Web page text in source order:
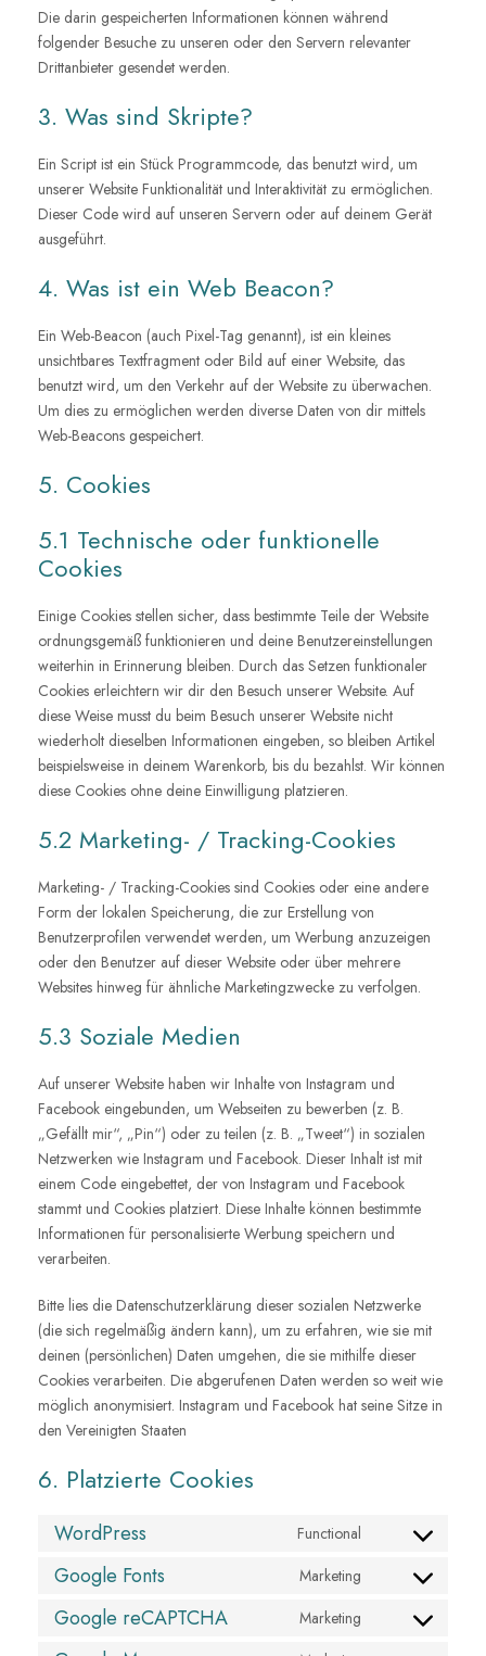
Die darin gespeicherten Informationen können während
folgender Besuche zu unseren oder den Servern relevanter
Drittanbieter gesendet werden.
3. Was sind Skripte?
Ein Script ist ein Stück Programmcode, das benutzt wird, um
unserer Website Funktionalität und Interaktivität zu ermöglichen.
Dieser Code wird auf unseren Servern oder auf deinem Gerät
ausgeführt.
4. Was ist ein Web Beacon?
Ein Web-Beacon (auch Pixel-Tag genannt), ist ein kleines
unsichtbares Textfragment oder Bild auf einer Website, das
benutzt wird, um den Verkehr auf der Website zu überwachen.
Um dies zu ermöglichen werden diverse Daten von dir mittels
Web-Beacons gespeichert.
5. Cookies
5.1 Technische oder funktionelle
Cookies
Einige Cookies stellen sicher, dass bestimmte Teile der Website
ordnungsgemäß funktionieren und deine Benutzereinstellungen
weiterhin in Erinnerung bleiben. Durch das Setzen funktionaler
Cookies erleichtern wir dir den Besuch unserer Website. Auf
diese Weise musst du beim Besuch unserer Website nicht
wiederholt dieselben Informationen eingeben, so bleiben Artikel
beispielsweise in deinem Warenkorb, bis du bezahlst. Wir können
diese Cookies ohne deine Einwilligung platzieren.
5.2 Marketing- / Tracking-Cookies
Marketing- / Tracking-Cookies sind Cookies oder eine andere
Form der lokalen Speicherung, die zur Erstellung von
Benutzerprofilen verwendet werden, um Werbung anzuzeigen
oder den Benutzer auf dieser Website oder über mehrere
Websites hinweg für ähnliche Marketingzwecke zu verfolgen.
5.3 Soziale Medien
Auf unserer Website haben wir Inhalte von Instagram und
Facebook eingebunden, um Webseiten zu bewerben (z. B.
„Gefällt mir“, „Pin“) oder zu teilen (z. B. „Tweet“) in sozialen
Netzwerken wie Instagram und Facebook. Dieser Inhalt ist mit
einem Code eingebettet, der von Instagram und Facebook
stammt und Cookies platziert. Diese Inhalte können bestimmte
Informationen für personalisierte Werbung speichern und
verarbeiten.
Bitte lies die Datenschutzerklärung dieser sozialen Netzwerke
(die sich regelmäßig ändern kann), um zu erfahren, wie sie mit
deinen (persönlichen) Daten umgehen, die sie mithilfe dieser
Cookies verarbeiten. Die abgerufenen Daten werden so weit wie
möglich anonymisiert. Instagram und Facebook hat seine Sitze in
den Vereinigten Staaten
6. Platzierte Cookies
WordPress Functional
Google Fonts Marketing
Google reCAPTCHA Marketing